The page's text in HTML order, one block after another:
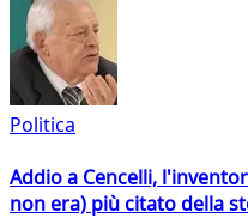
Politica
Addio a Cencelli,
non era) più citato della